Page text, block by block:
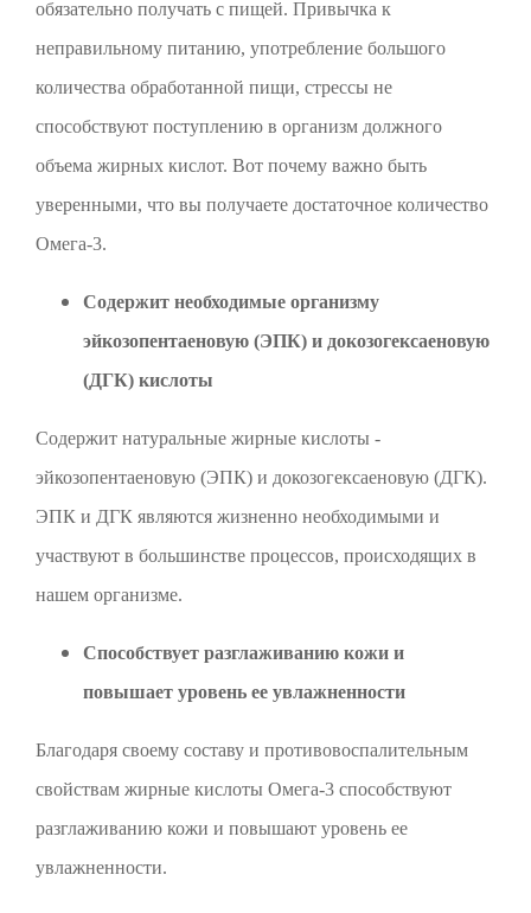
обязательно получать с пищей. Привычка к
неправильному питанию, употребление большого
количества обработанной пищи, стрессы не
способствуют поступлению в организм должного
объема жирных кислот. Вот почему важно быть
уверенными, что вы получаете достаточное количество
Омега-3.
Содержит необходимые организму
эйкозопентаеновую (ЭПК) и докозогексаеновую
(ДГК) кислоты
Содержит натуральные жирные кислоты -
эйкозопентаеновую (ЭПК) и докозогексаеновую (ДГК).
ЭПК и ДГК являются жизненно необходимыми и
участвуют в большинстве процессов, происходящих в
нашем организме.
Способствует разглаживанию кожи и
повышает уровень ее увлажненности
Благодаря своему составу и противовоспалительным
свойствам жирные кислоты Омега-3 способствуют
разглаживанию кожи и повышают уровень ее
увлажненности.